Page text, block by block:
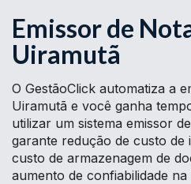
Emissor de
Uiramutã
O GestãoClick automatiza a
Uiramutã e você ganha
utilizar um sistema emissor
garante redução de custo de
custo de armazenagem de
aumento de confiabilidade